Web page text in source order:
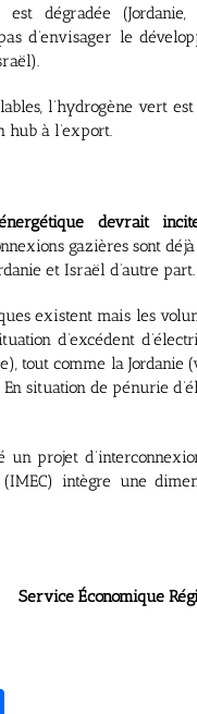
est dégradée
d’envisager le
l’hydrogène vert
hub à l’export.
devrait
gazières sont
et Israël d’autre part.
existent mais les
d’excédent
tout comme la
situation de pénurie
un projet
intègre une
Régional